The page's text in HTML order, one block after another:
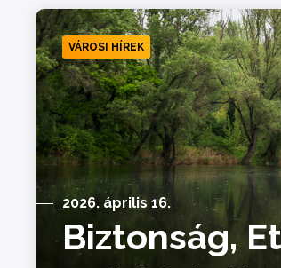
VÁROSI HÍREK
2026. április 16.
Biztonság,